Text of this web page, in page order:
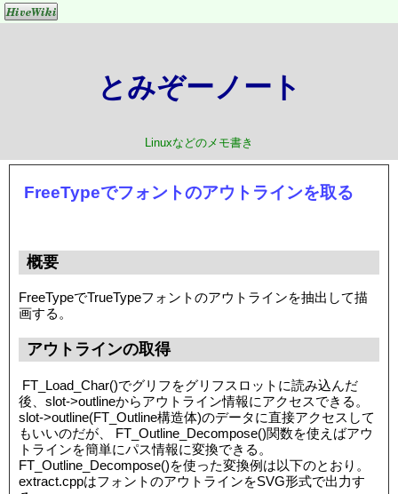
とみぞーノート
Linuxなどのメモ書き
FreeTypeでフォントのアウトラインを取る
概要
FreeTypeでTrueTypeフォントのアウトラインを抽出して描
画する。
アウトラインの取得
FT_Load_Char()でグリフをグリフスロットに読み込んだ
後、slot->outlineからアウトライン情報にアクセスできる。
slot->outline(FT_Outline構造体)のデータに直接アクセスして
もいいのだが、 FT_Outline_Decompose()関数を使えばアウ
トラインを簡単にパス情報に変換できる。
FT_Outline_Decompose()を使った変換例は以下のとおり。
extract.cppはフォントのアウトラインをSVG形式で出力す